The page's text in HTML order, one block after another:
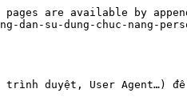
are available by
su-dung-chuc-nang-
duyệt, User Agent…) để